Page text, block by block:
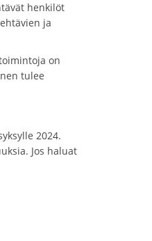
henkilöt
ja
on
tulee
2024.
Jos haluat